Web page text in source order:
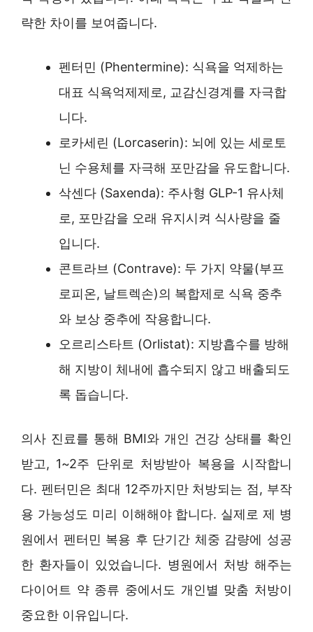
략한 차이를 보여줍니다.
펜터민 (Phentermine): 식욕을 억제하는
대표 식욕억제제로, 교감신경계를 자극합
니다.
로카세린 (Lorcaserin): 뇌에 있는 세로토
닌 수용체를 자극해 포만감을 유도합니다.
삭센다 (Saxenda): 주사형 GLP-1 유사체
로, 포만감을 오래 유지시켜 식사량을 줄
입니다.
콘트라브 (Contrave): 두 가지 약물(부프
로피온, 날트렉손)의 복합제로 식욕 중추
와 보상 중추에 작용합니다.
오르리스타트 (Orlistat): 지방흡수를 방해
해 지방이 체내에 흡수되지 않고 배출되도
록 돕습니다.
의사 진료를 통해 BMI와 개인 건강 상태를 확인
받고, 1~2주 단위로 처방받아 복용을 시작합니
다. 펜터민은 최대 12주까지만 처방되는 점, 부작
용 가능성도 미리 이해해야 합니다. 실제로 제 병
원에서 펜터민 복용 후 단기간 체중 감량에 성공
한 환자들이 있었습니다. 병원에서 처방 해주는
다이어트 약 종류 중에서도 개인별 맞춤 처방이
중요한 이유입니다.